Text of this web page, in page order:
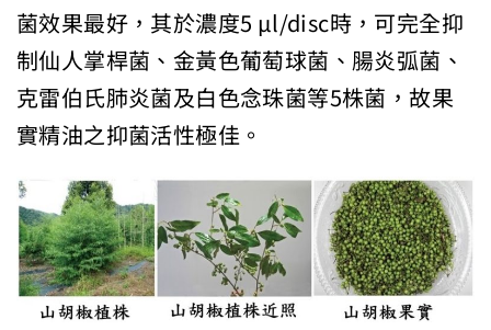
菌效果最好，其於濃度5 μl/disc時，可完全抑
制仙人掌桿菌、金黃色葡萄球菌、腸炎弧菌、
克雷伯氏肺炎菌及白色念珠菌等5株菌，故果
實精油之抑菌活性極佳。